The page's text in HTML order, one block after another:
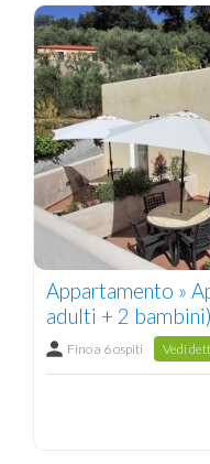
Appartamento »
adulti + 2
Fino a 6 ospiti Vedi